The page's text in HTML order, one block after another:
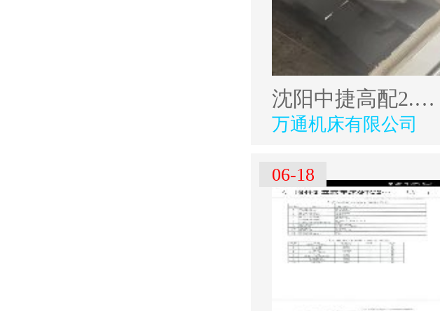
沈阳中捷高配2.5米数控立式车削中心
万通机床有限公司
06-18